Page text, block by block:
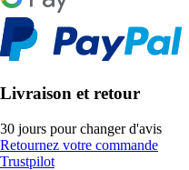
Livraison et retour
30 jours pour changer d'avis
Retournez votre commande
Trustpilot